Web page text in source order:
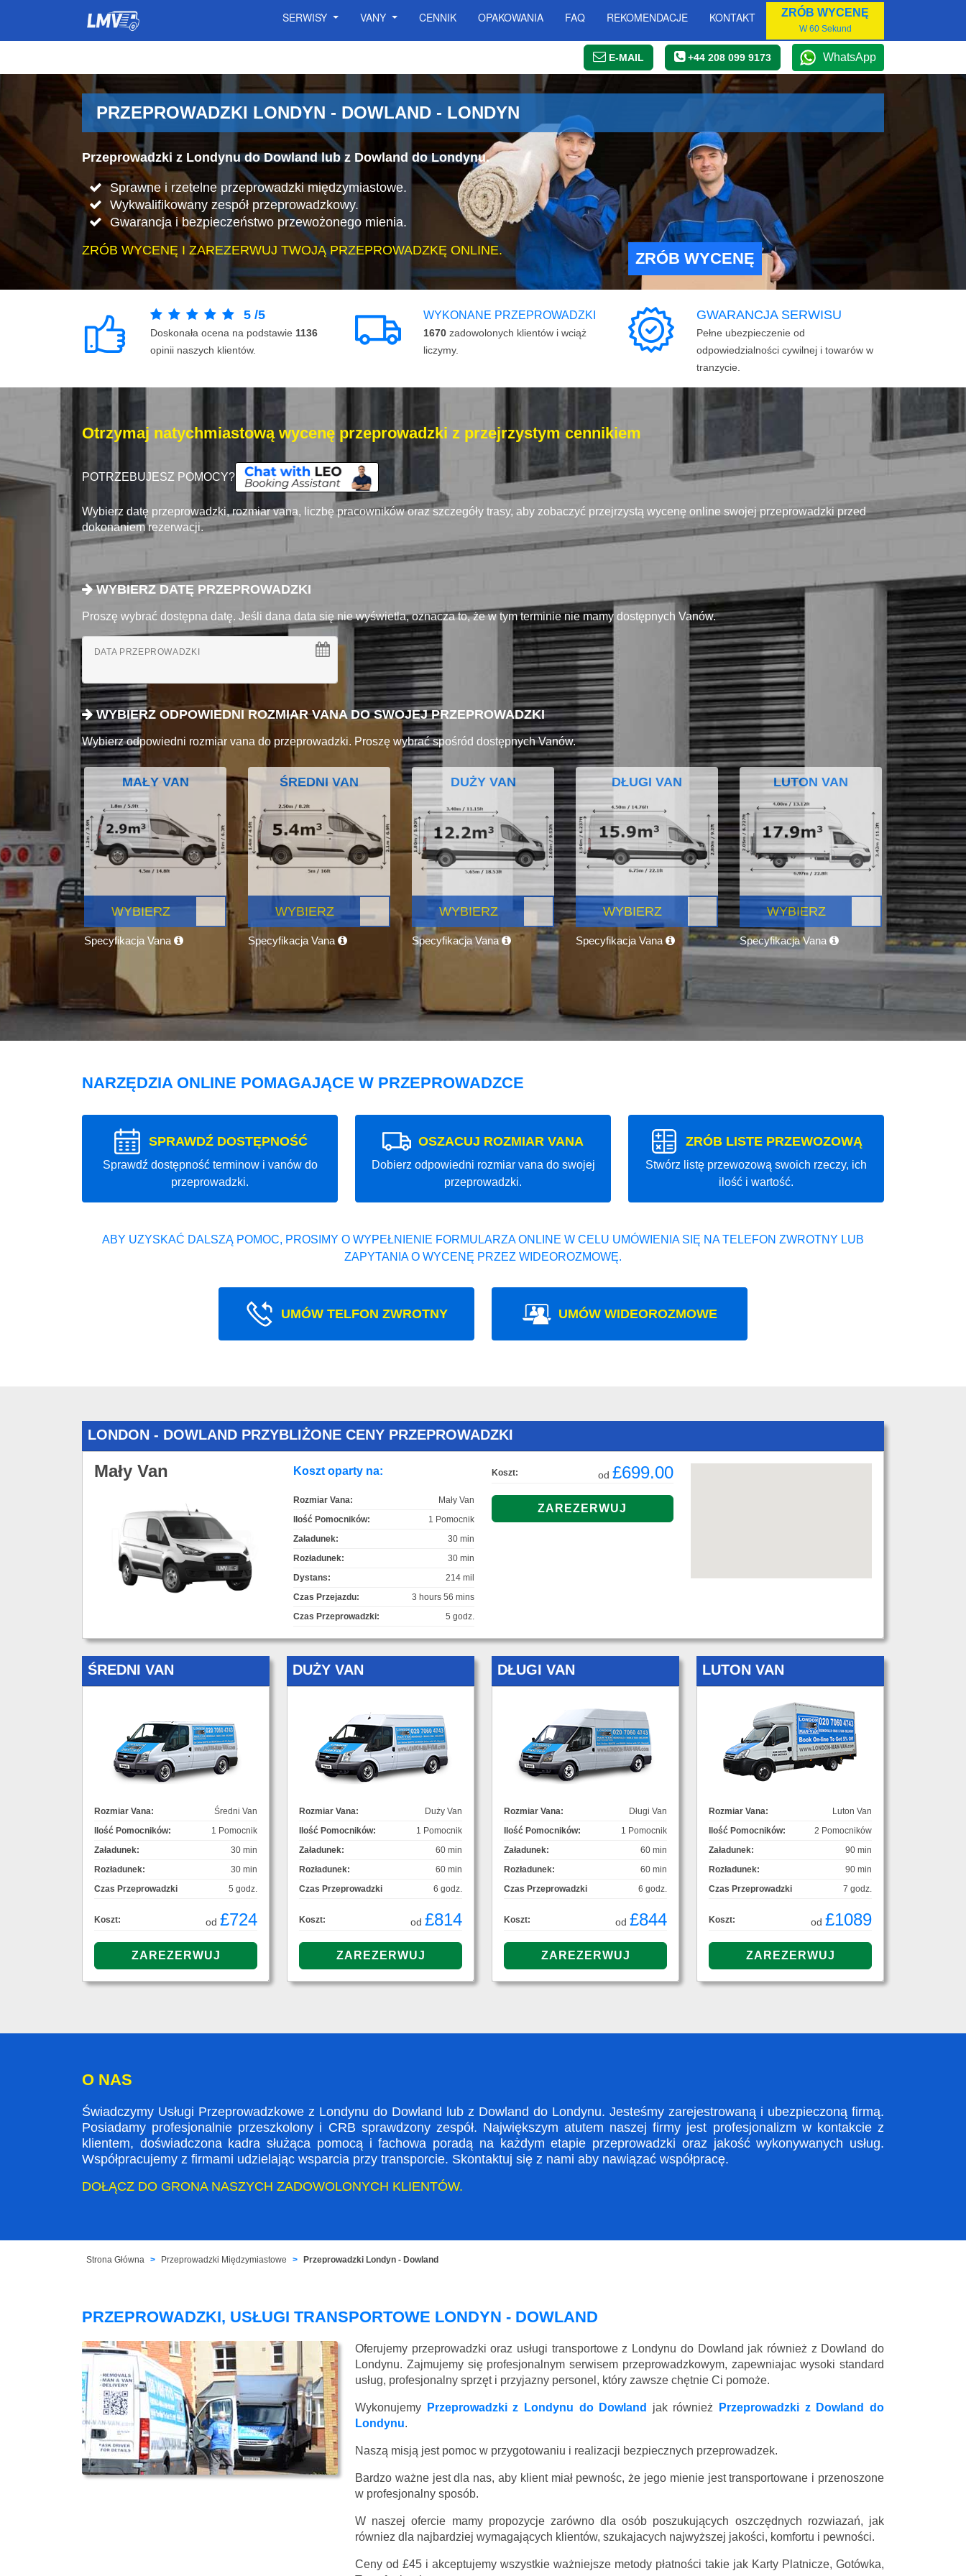
SERWISY VANY CENNIK OPAKOWANIA FAQ REKOMENDACJE KONTAKT ZRÓB WYCENĘ
W 60 Sekund
E-MAIL +44 208 099 9173 WhatsApp
PRZEPROWADZKI LONDYN - DOWLAND - LONDYN
Przeprowadzki z Londynu do Dowland lub z Dowland do Londynu.
Sprawne i rzetelne przeprowadzki międzymiastowe.
Wykwalifikowany zespół przeprowadzkowy.
Gwarancja i bezpieczeństwo przewożonego mienia.
ZRÓB WYCENĘ I ZAREZERWUJ TWOJĄ PRZEPROWADZKĘ ONLINE.
ZRÓB WYCENĘ
5 /5
Doskonała ocena na podstawie 1136
opinii naszych klientów.
WYKONANE PRZEPROWADZKI
1670 zadowolonych klientów i wciąż
liczymy.
GWARANCJA SERWISU
Pełne ubezpieczenie od
odpowiedzialności cywilnej i towarów w
tranzycie.
Otrzymaj natychmiastową wycenę przeprowadzki z przejrzystym cennikiem
POTRZEBUJESZ POMOCY?
Wybierz datę przeprowadzki, rozmiar vana, liczbę pracowników oraz szczegóły trasy, aby zobaczyć przejrzystą wycenę online swojej przeprowadzki przed
dokonaniem rezerwacji.
WYBIERZ DATĘ PRZEPROWADZKI
Proszę wybrać dostępna datę. Jeśli dana data się nie wyświetla, oznacza to, że w tym terminie nie mamy dostępnych Vanów.
DATA PRZEPROWADZKI
WYBIERZ ODPOWIEDNI ROZMIAR VANA DO SWOJEJ PRZEPROWADZKI
Wybierz odpowiedni rozmiar vana do przeprowadzki. Proszę wybrać spośród dostępnych Vanów.
MAŁY VAN
WYBIERZ
Specyfikacja Vana
ŚREDNI VAN
WYBIERZ
Specyfikacja Vana
DUŻY VAN
WYBIERZ
Specyfikacja Vana
DŁUGI VAN
WYBIERZ
Specyfikacja Vana
LUTON VAN
WYBIERZ
Specyfikacja Vana
NARZĘDZIA ONLINE POMAGAJĄCE W PRZEPROWADZCE
SPRAWDŹ DOSTĘPNOŚĆ
Sprawdź dostępność terminow i vanów do
przeprowadzki.
OSZACUJ ROZMIAR VANA
Dobierz odpowiedni rozmiar vana do swojej
przeprowadzki.
ZRÓB LISTE PRZEWOZOWĄ
Stwórz listę przewozową swoich rzeczy, ich
ilość i wartość.
ABY UZYSKAĆ DALSZĄ POMOC, PROSIMY O WYPEŁNIENIE FORMULARZA ONLINE W CELU UMÓWIENIA SIĘ NA TELEFON ZWROTNY LUB
ZAPYTANIA O WYCENĘ PRZEZ WIDEOROZMOWĘ.
UMÓW TELFON ZWROTNY UMÓW WIDEOROZMOWE
LONDON - DOWLAND PRZYBLIŻONE CENY PRZEPROWADZKI
Mały Van Koszt oparty na:
Rozmiar Vana:
Mały Van
Ilość Pomocników:
1 Pomocnik
Załadunek:
30 min
Rozładunek:
30 min
Dystans:
214 mil
Czas Przejazdu:
3 hours 56 mins
Czas Przeprowadzki:
5 godz.
Koszt: od £699.00
ŚREDNI VAN
Rozmiar Vana:
Średni Van
Ilość Pomocników:
1 Pomocnik
Załadunek:
30 min
Rozładunek:
30 min
Czas Przeprowadzki
5 godz.
Koszt: od £724
DUŻY VAN
Rozmiar Vana:
Duży Van
Ilość Pomocników:
1 Pomocnik
Załadunek:
60 min
Rozładunek:
60 min
Czas Przeprowadzki
6 godz.
Koszt: od £814
DŁUGI VAN
Rozmiar Vana:
Długi Van
Ilość Pomocników:
1 Pomocnik
Załadunek:
60 min
Rozładunek:
60 min
Czas Przeprowadzki
6 godz.
Koszt: od £844
LUTON VAN
Rozmiar Vana:
Luton Van
Ilość Pomocników:
2 Pomocników
Załadunek:
90 min
Rozładunek:
90 min
Czas Przeprowadzki
7 godz.
Koszt: od £1089
O NAS
Świadczymy Usługi Przeprowadzkowe z Londynu do Dowland lub z Dowland do Londynu. Jesteśmy zarejestrowaną i ubezpieczoną firmą.
Posiadamy profesjonalnie przeszkolony i CRB sprawdzony zespół. Największym atutem naszej firmy jest profesjonalizm w kontakcie z
klientem, doświadczona kadra służąca pomocą i fachowa poradą na każdym etapie przeprowadzki oraz jakość wykonywanych usług.
Współpracujemy z firmami udzielając wsparcia przy transporcie. Skontaktuj się z nami aby nawiązać współpracę.
DOŁĄCZ DO GRONA NASZYCH ZADOWOLONYCH KLIENTÓW.
Strona Główna Przeprowadzki Międzymiastowe Przeprowadzki Londyn - Dowland
PRZEPROWADZKI, USŁUGI TRANSPORTOWE LONDYN - DOWLAND
Oferujemy przeprowadzki oraz usługi transportowe z Londynu do Dowland jak również z Dowland do
Londynu. Zajmujemy się profesjonalnym serwisem przeprowadzkowym, zapewniajac wysoki standard
usług, profesjonalny sprzęt i przyjazny personel, który zawsze chętnie Ci pomoże.
Wykonujemy Przeprowadzki z Londynu do Dowland jak również
Przeprowadzki z Dowland do
Londynu.
Naszą misją jest pomoc w przygotowaniu i realizacji bezpiecznych przeprowadzek.
Bardzo ważne jest dla nas, aby klient miał pewnośc, że jego mienie jest transportowane i przenoszone
w profesjonalny sposób.
W naszej ofercie mamy propozycje zarówno dla osób poszukujących oszczędnych rozwiazań, jak
równiez dla najbardziej wymagających klientów, szukajacych najwyższej jakości, komfortu i pewności.
Ceny od £45 i akceptujemy wszystkie ważniejsze metody płatności takie jak Karty Platnicze, Gotówka,